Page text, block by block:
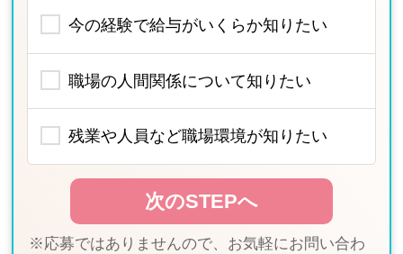
今の経験で給与がいくらか知りたい
職場の人間関係について知りたい
残業や人員など職場環境が知りたい
※応募ではありませんので、お気軽にお問い合わ